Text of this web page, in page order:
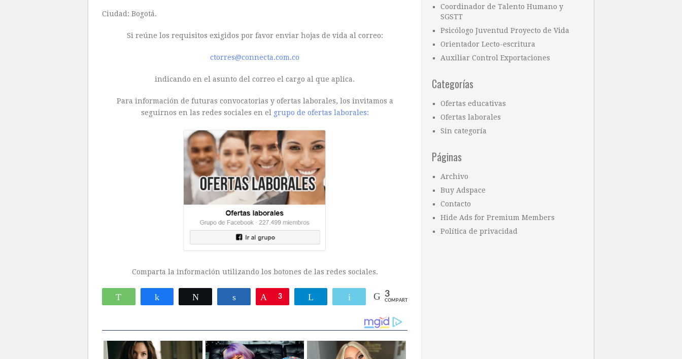
Ciudad: Bogotá.
Si reúne los requisitos exigidos por favor enviar hojas de vida al correo:
ctorres@connecta.com.co
indicando en el asunto del correo el cargo al que aplica.
Para información de futuras convocatorias y ofertas laborales, los invitamos a
seguirnos en las redes sociales en el grupo de ofertas laborales:
Comparta la información utilizando los botones de las redes sociales.
WhatsApp Compartir Compartir Pin
3 Telegram Email 3
COMPARTIR
Coordinador de Talento Humano y
SGSTT
Psicólogo Juventud Proyecto de Vida
Orientador Lecto-escritura
Auxiliar Control Exportaciones
Categorías
Ofertas educativas
Ofertas laborales
Sin categoría
Páginas
Archivo
Buy Adspace
Contacto
Hide Ads for Premium Members
Política de privacidad